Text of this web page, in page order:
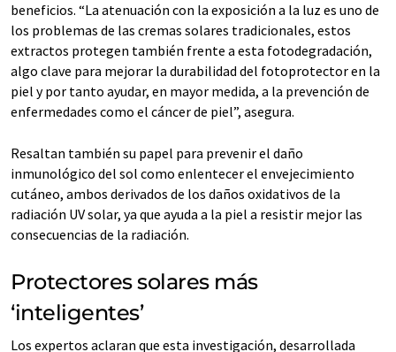
beneficios. “La atenuación con la exposición a la luz es uno de
los problemas de las cremas solares tradicionales, estos
extractos protegen también frente a esta fotodegradación,
algo clave para mejorar la durabilidad del fotoprotector en la
piel y por tanto ayudar, en mayor medida, a la prevención de
enfermedades como el cáncer de piel”, asegura.
Resaltan también su papel para prevenir el daño
inmunológico del sol como enlentecer el envejecimiento
cutáneo, ambos derivados de los daños oxidativos de la
radiación UV solar, ya que ayuda a la piel a resistir mejor las
consecuencias de la radiación.
Protectores solares más
‘inteligentes’
Los expertos aclaran que esta investigación, desarrollada